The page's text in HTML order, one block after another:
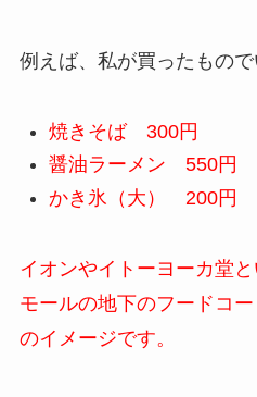
例えば、私が買ったもので
焼きそば 300円
醤油ラーメン 550円
かき氷（大） 200円
イオンやイトーヨーカ堂
モールの地下のフードコ
のイメージです。